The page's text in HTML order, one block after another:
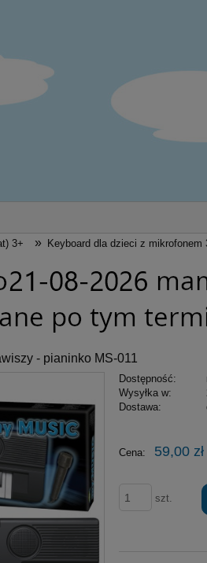
3+ » Keyboard dla dzieci z
- pianinko MS-011
Dostępność:
Wysyłka w:
Dostawa:
płatności
Cena: 59,00 zł
szt.